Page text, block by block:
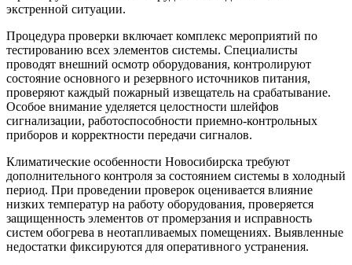
экстренной ситуации.
Процедура проверки включает комплекс мероприятий по
тестированию всех элементов системы. Специалисты
проводят внешний осмотр оборудования, контролируют
состояние основного и резервного источников питания,
проверяют каждый пожарный извещатель на срабатывание.
Особое внимание уделяется целостности шлейфов
сигнализации, работоспособности приемно-контрольных
приборов и корректности передачи сигналов.
Климатические особенности Новосибирска требуют
дополнительного контроля за состоянием системы в холодный
период. При проведении проверок оценивается влияние
низких температур на работу оборудования, проверяется
защищенность элементов от промерзания и исправность
систем обогрева в неотапливаемых помещениях. Выявленные
недостатки фиксируются для оперативного устранения.